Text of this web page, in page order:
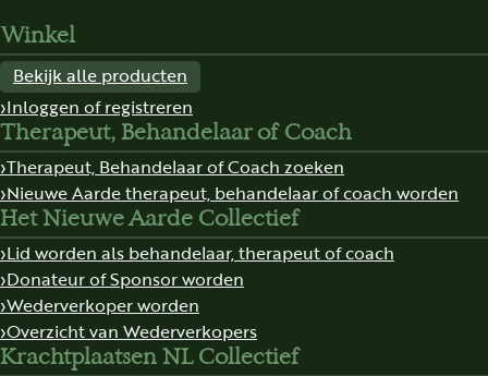
Winkel
Bekijk alle producten
Inloggen of registreren
Therapeut, Behandelaar of Coach
Therapeut, Behandelaar of Coach zoeken
Nieuwe Aarde therapeut, behandelaar of coach worden
Het Nieuwe Aarde Collectief
Lid worden als behandelaar, therapeut of coach
Donateur of Sponsor worden
Wederverkoper worden
Overzicht van Wederverkopers
Krachtplaatsen NL Collectief